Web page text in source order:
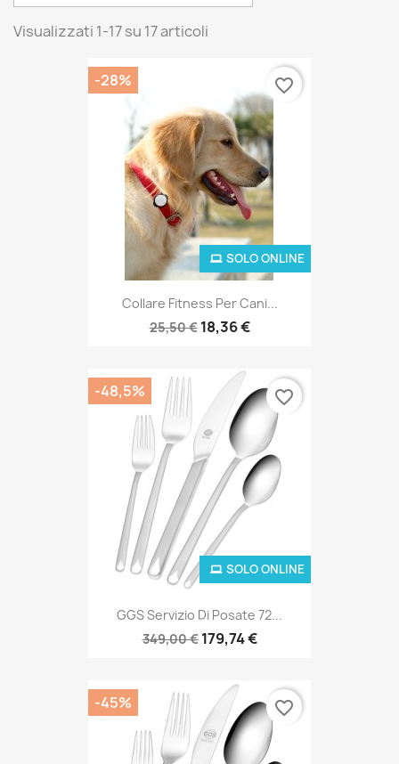
Visualizzati 1-17 su 17 articoli
Collare Fitness Per Cani...
25,50 € 18,36 €
SOLO ONLINE
-28% favorite_border
GGS Servizio Di Posate 72...
349,00 € 179,74 €
SOLO ONLINE
-48,5% favorite_border
-45% favorite_border